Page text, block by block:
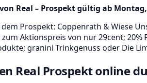
Real – Prospekt gültig ab
Prospekt: Coppenrath & Wiese
Aktionspreis von nur 29cent;
granini Trinkgenuss oder Die
Real Prospekt online